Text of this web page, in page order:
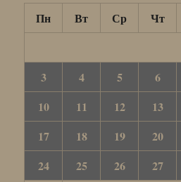
Пн Вт Ср Чт
3
4 5 6
10
11 12 13
17
18 19 20
24
25 26 27